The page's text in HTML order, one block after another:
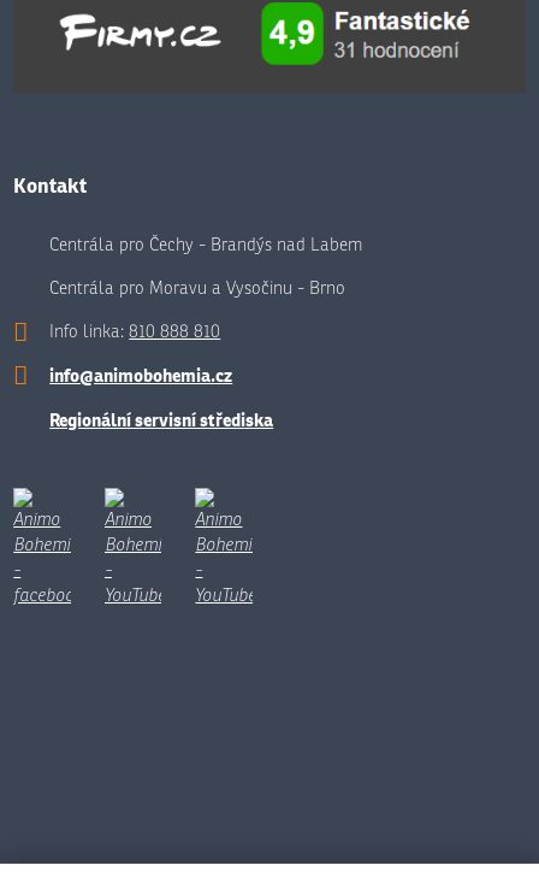
Kontakt
Centrála pro Čechy - Brandýs nad Labem
Centrála pro Moravu a Vysočinu - Brno
Info linka:810 888 810
info@animobohemia.cz
Regionální servisní střediska